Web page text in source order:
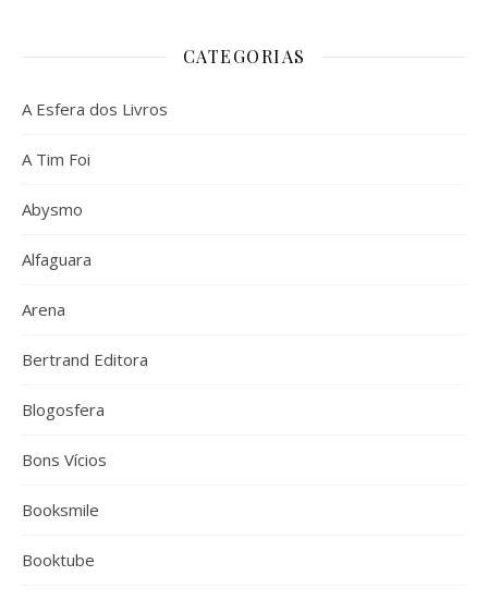
CATEGORIAS
A Esfera dos Livros
A Tim Foi
Abysmo
Alfaguara
Arena
Bertrand Editora
Blogosfera
Bons Vícios
Booksmile
Booktube